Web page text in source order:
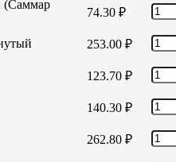
(Саммар
74.30 ₽
253.00 ₽
123.70 ₽
140.30 ₽
262.80 ₽